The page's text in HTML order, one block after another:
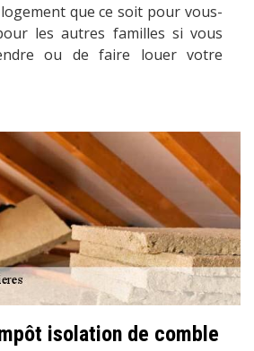
que ce soit pour vous-
les autres familles si vous
ou de faire louer votre
isolation de comble